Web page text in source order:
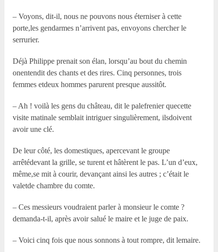
– Voyons, dit-il, nous ne pouvons nous éterniser à cette
porte,les gendarmes n’arrivent pas, envoyons chercher le
serrurier.
Déjà Philippe prenait son élan, lorsqu’au bout du chemin
onentendit des chants et des rires. Cinq personnes, trois
femmes etdeux hommes parurent presque aussitôt.
– Ah ! voilà les gens du château, dit le palefrenier quecette
visite matinale semblait intriguer singulièrement, ilsdoivent
avoir une clé.
De leur côté, les domestiques, apercevant le groupe
arrêtédevant la grille, se turent et hâtèrent le pas. L’un d’eux,
même,se mit à courir, devançant ainsi les autres ; c’était le
valetde chambre du comte.
– Ces messieurs voudraient parler à monsieur le comte ?
demanda-t-il, après avoir salué le maire et le juge de paix.
– Voici cinq fois que nous sonnons à tout rompre, dit lemaire.